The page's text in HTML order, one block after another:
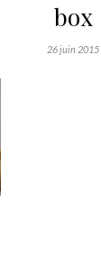
box
26 juin 2015